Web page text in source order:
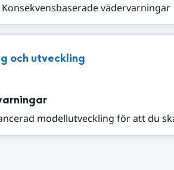
vädervarningar
och utveckling
modellutveckling för att du